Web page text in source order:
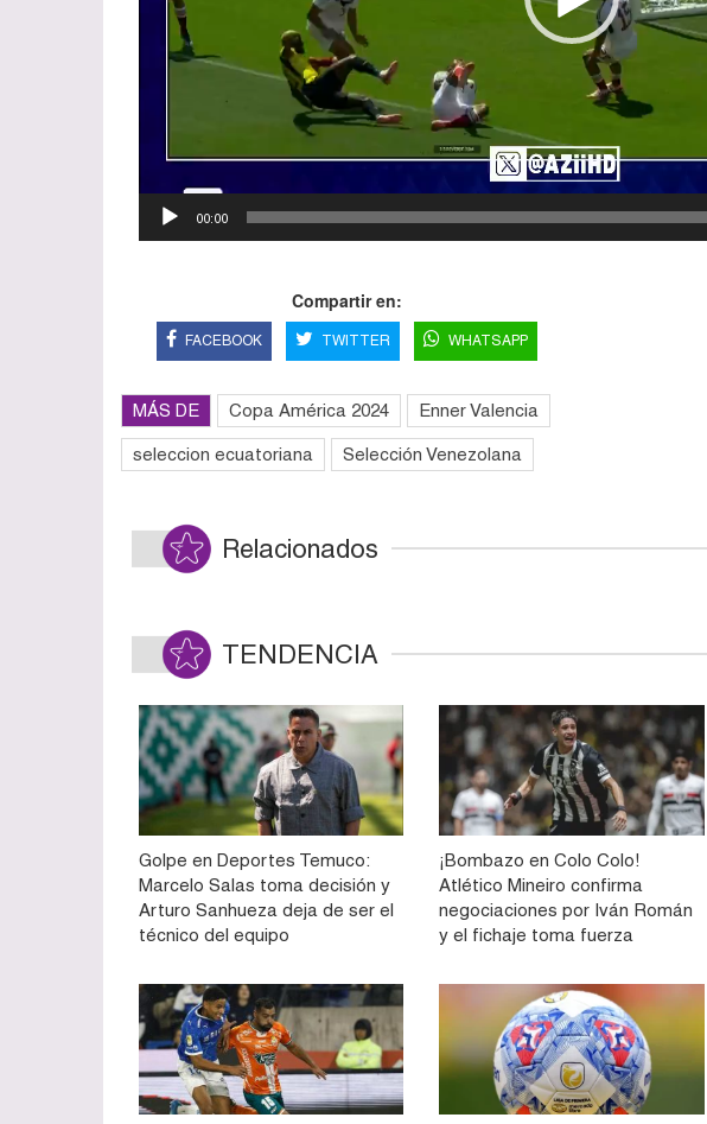
00:00
Compartir en:
FACEBOOK TWITTER WHATSAPP
MÁS DE Copa América 2024 Enner Valencia
seleccion ecuatoriana Selección Venezolana
Relacionados
TENDENCIA
Golpe en Deportes Temuco:
Marcelo Salas toma decisión y
Arturo Sanhueza deja de ser el
técnico del equipo
¡Bombazo en Colo Colo!
Atlético Mineiro confirma
negociaciones por Iván Román
y el fichaje toma fuerza